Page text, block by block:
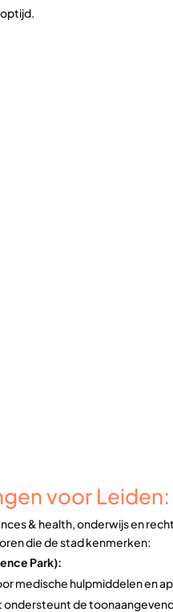
voor
& health, onderwijs en
die de stad kenmerken:
Park):
medische hulpmiddelen en
de